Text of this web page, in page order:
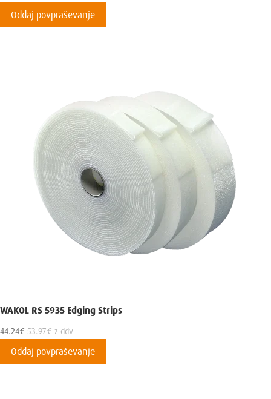
Oddaj povpraševanje
WAKOL RS 5935 Edging Strips
44.24€ 53.97€ z ddv
Oddaj povpraševanje